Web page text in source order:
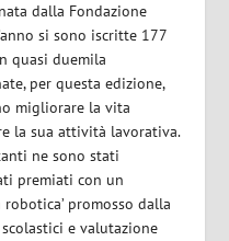
dalla Fondazione
si sono iscritte 177
quasi duemila
per questa edizione,
migliorare la vita
la sua attività lavorativa.
ne sono stati
premiati con un
promosso dalla
e valutazione